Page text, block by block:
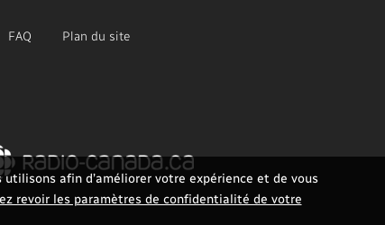
afin d’améliorer votre expérience et de vous
revoir les paramètres de confidentialité de votre
FAQ Plan du site